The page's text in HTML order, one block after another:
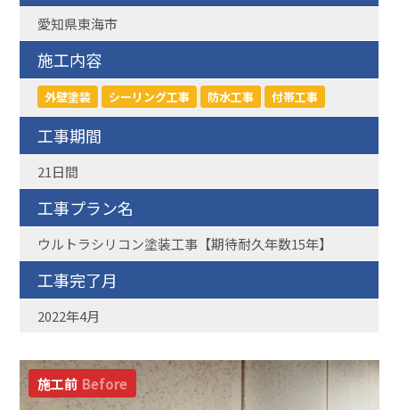
愛知県東海市
施工内容
外壁塗装 シーリング工事 防水工事 付帯工事
工事期間
21日間
工事プラン名
ウルトラシリコン塗装工事【期待耐久年数15年】
工事完了月
2022年4月
施工前 Before